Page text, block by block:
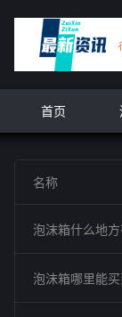
首页
名称
泡沫箱什么地
泡沫箱哪里能